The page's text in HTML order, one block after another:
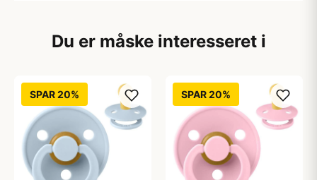
Du er måske interesseret i
SPAR 20% SPAR 20%